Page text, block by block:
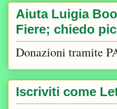
Aiuta Luigia
Fiere; chiedo
Donazioni tramite
Iscriviti come